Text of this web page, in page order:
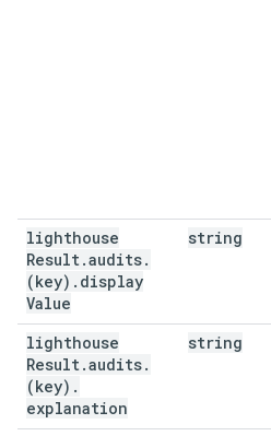
lighthouse
Result.audits.
(key) . display
Value
string
lighthouse
Result.audits.
(key) .
explanation
string